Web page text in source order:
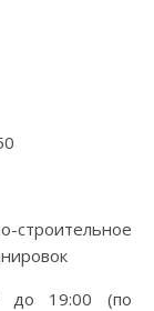
до 19:00 (по